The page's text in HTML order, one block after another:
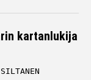
kartanlukija